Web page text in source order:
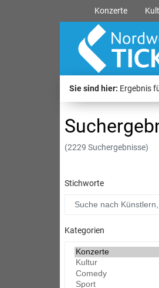
Konzerte
Sie sind hier: Ergebnis
(2229 Suchergebnisse)
Stichworte
Kategorien